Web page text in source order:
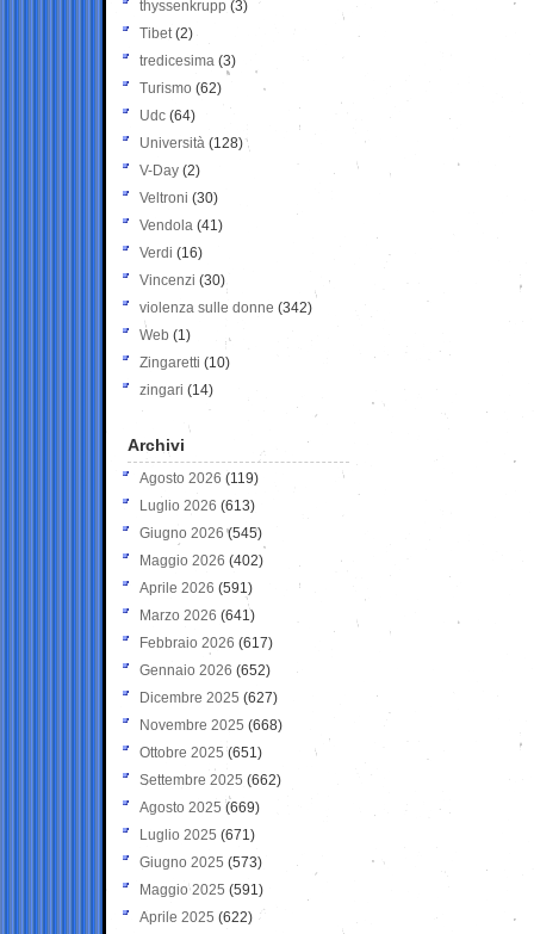
thyssenkrupp (3)
Tibet(2)
tredicesima (3)
Turismo (62)
Udc (64)
Università (128)
V-Day (2)
Veltroni (30)
Vendola (41)
Verdi (16)
Vincenzi (30)
violenza sulle donne (342)
Web (1)
Zingaretti (10)
zingari (14)
Archivi
Agosto 2026 (119)
Luglio 2026 (613)
Giugno 2026 (545)
Maggio 2026 (402)
Aprile 2026 (591)
Marzo 2026 (641)
Febbraio 2026 (617)
Gennaio 2026 (652)
Dicembre 2025 (627)
Novembre 2025 (668)
Ottobre 2025 (651)
Settembre 2025 (662)
Agosto 2025 (669)
Luglio 2025 (671)
Giugno 2025 (573)
Maggio 2025 (591)
Aprile 2025 (622)